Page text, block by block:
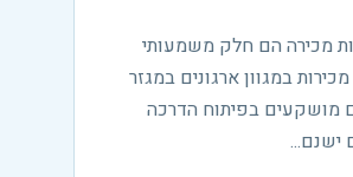
מכירה הם חלק משמעותי
במגוון ארגונים במגזר
מושקעים בפיתוח הדרכה
ישנם...